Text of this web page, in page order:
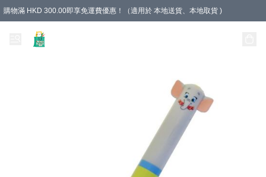
購物滿 HKD 300.00即享免運費優惠！（適用於 本地送貨、本地取貨 )